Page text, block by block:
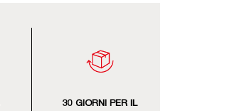
30 GIORNI PER IL